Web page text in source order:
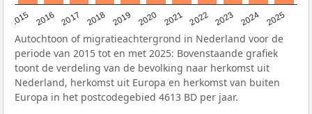
2015 2016 2017 2018 2019 2020 2021 2022 2023 2024 2025
Autochtoon of migratieachtergrond in Nederland voor de
periode van 2015 tot en met 2025: Bovenstaande grafiek
toont de verdeling van de bevolking naar herkomst uit
Nederland, herkomst uit Europa en herkomst van buiten
Europa in het postcodegebied 4613 BD per jaar.